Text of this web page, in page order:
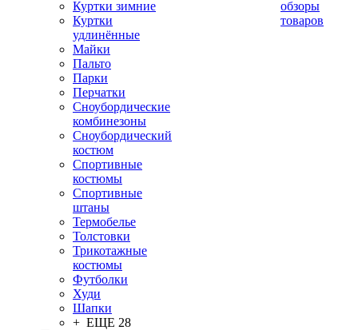
Куртки зимние
Куртки
удлинённые
Майки
Пальто
Парки
Перчатки
Сноубордические
комбинезоны
Сноубордический
костюм
Спортивные
костюмы
Спортивные
штаны
Термобелье
Толстовки
Трикотажные
костюмы
Футболки
Худи
Шапки
+ ЕЩЕ 28
обзоры
товаров